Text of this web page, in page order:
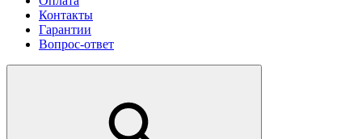
Контакты
Гарантии
Вопрос-ответ